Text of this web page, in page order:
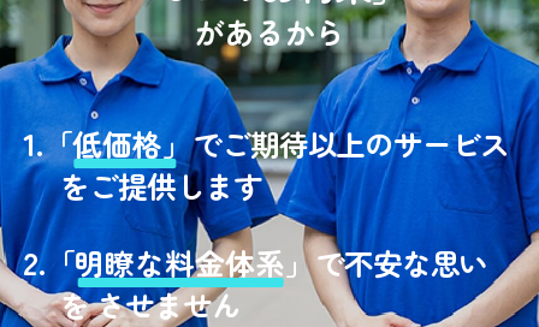
があるから
1.「低価格」でご期待以上のサービス
をご提供します
2.「明瞭な料金体系」で不安な思い
を させません